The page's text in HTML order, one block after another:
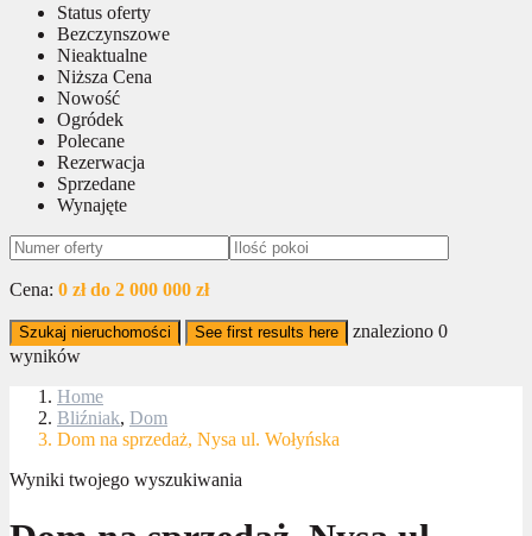
Status oferty
Bezczynszowe
Nieaktualne
Niższa Cena
Nowość
Ogródek
Polecane
Rezerwacja
Sprzedane
Wynajęte
Cena: 0 zł do 2 000 000 zł
Szukaj nieruchomości See first results here znaleziono 0
wyników
Home
Bliźniak, Dom
Dom na sprzedaż, Nysa ul. Wołyńska
Wyniki twojego wyszukiwania